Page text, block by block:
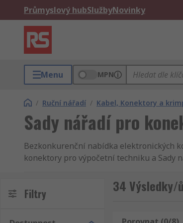
Průmyslový hubSlužbyNovinky
Menu MPN
/ Ruční nářadí / Kabel, Konektory a
Sady nářadí pro
Bezkonkurenční nabídka elektronických
konektory pro výpočetní techniku a Sady
širší nabídku dalšího sortimentu
prohlédnout kompletní nabídku sekce
výsledky se Vám zobrazí srovnané
Filtry 34 Výsledky/